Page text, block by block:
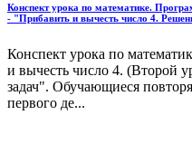
Конспект урока по математике.
- "Прибавить и вычесть число 4.
Конспект урока по
и вычесть число 4. (Второй
задач". Обучающиеся
первого де...